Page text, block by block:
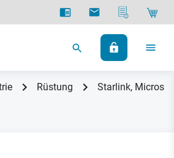
Rüstung Starlink,